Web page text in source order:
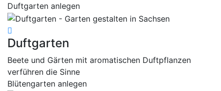
Duftgarten anlegen
Duftgarten
Beete und Gärten mit aromatischen Duftpflanzen
verführen die Sinne
Blütengarten anlegen